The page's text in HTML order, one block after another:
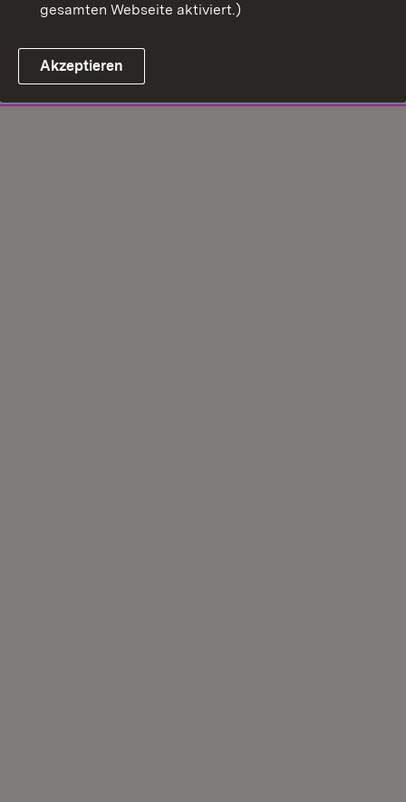
gesamten Webseite aktiviert.)
Akzeptieren